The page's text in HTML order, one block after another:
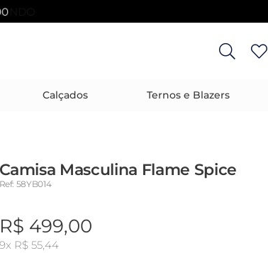
Entre com email ou cpf/cnpj
Calçados Ternos e Blazers
Camisa Masculina Flame Spice
Ref: 58YB014
R$ 499,00
9x R$ 55,44